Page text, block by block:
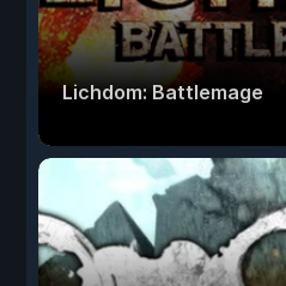
Lichdom: Battlemage